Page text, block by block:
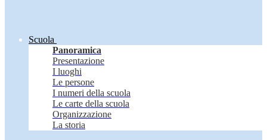
Scuola
Panoramica
Presentazione
I luoghi
Le persone
I numeri della scuola
Le carte della scuola
Organizzazione
La storia